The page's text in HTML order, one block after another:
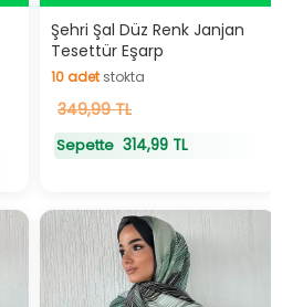
Hızlı Teslimat
Şehri Şal Düz Renk Janjan
Tesettür Eşarp
10adetstokta
10adetstokta
349,99 TL
Sepette 314,99 TL